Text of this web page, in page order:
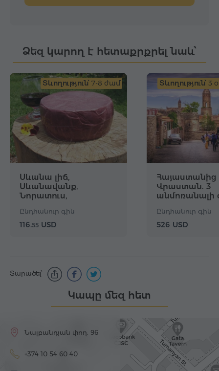
Ձեզ կարող է հետաքրքրել նաև՝
Տևողություն՝ 7-8 ժամ
Սևանա լիճ,
Սևանավանք,
Նորատուս,
ընտանեկան ֆերմա
Ընդհանուր գին
116.55 USD
Տևողություն՝ 3
Հայաստանից
Վրաստան. 3
անմոռանալի
Ընդհանուր գին
526 USD
Տարածել՝
Կապը մեզ հետ
Նալբանդյան փող. 96
+374 10 54 60 40